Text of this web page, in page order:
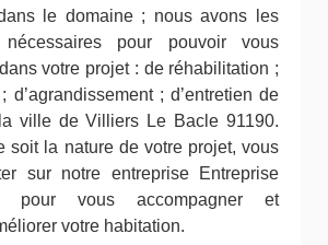
le domaine ; nous avons les
nécessaires pour pouvoir vous
votre projet : de réhabilitation ;
d’agrandissement ; d’entretien de
ville de Villiers Le Bacle 91190.
soit la nature de votre projet, vous
sur notre entreprise Entreprise
pour vous accompagner et
votre habitation.